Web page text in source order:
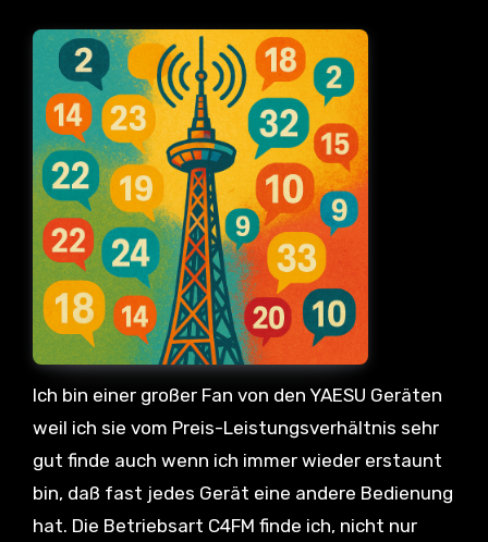
Ich bin einer großer Fan von den YAESU Geräten
weil ich sie vom Preis-Leistungsverhältnis sehr
gut finde auch wenn ich immer wieder erstaunt
bin, daß fast jedes Gerät eine andere Bedienung
hat. Die Betriebsart C4FM finde ich, nicht nur